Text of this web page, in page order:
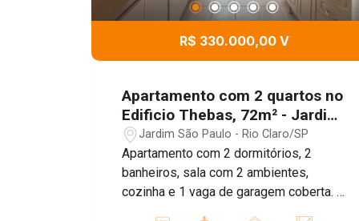
R$ 330.000,00 V
Apartamento com 2 quartos no
Edificio Thebas, 72m² - Jardim
Sao Paulo , Rio Claro/SP
Jardim São Paulo - Rio Claro/SP
Apartamento com 2 dormitórios, 2
banheiros, sala com 2 ambientes,
cozinha e 1 vaga de garagem coberta. O